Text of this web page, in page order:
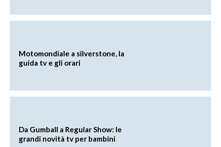
Motomondiale a silverstone, la
guida tv e gli orari
Da Gumball a Regular Show: le
grandi novità tv per bambini